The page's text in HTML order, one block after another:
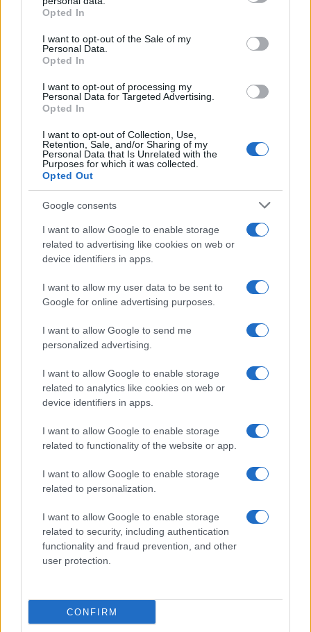
grant or deny consent to Google and its third-party tags to
use your data for below specified purposes in below Google
consent section.
Opted In
I want to opt-out of the Sale of my
Personal Data.
Opted In
I want to opt-out of processing my
Personal Data for Targeted Advertising.
Opted In
I want to opt-out of Collection, Use,
Retention, Sale, and/or Sharing of my
Personal Data that Is Unrelated with the
Purposes for which it was collected.
Opted Out
Google consents
I want to allow Google to enable storage
related to advertising like cookies on web or
device identifiers in apps.
I want to allow my user data to be sent to
Google for online advertising purposes.
I want to allow Google to send me
personalized advertising.
I want to allow Google to enable storage
related to analytics like cookies on web or
device identifiers in apps.
I want to allow Google to enable storage
related to functionality of the website or app.
I want to allow Google to enable storage
related to personalization.
I want to allow Google to enable storage
related to security, including authentication
functionality and fraud prevention, and other
user protection.
CONFIRM
Λιβανέζικη σαλάτα (Fattoush)
- 16 Μαρτίου, 2020
Σαλάτα με κινόα και λαχανικά